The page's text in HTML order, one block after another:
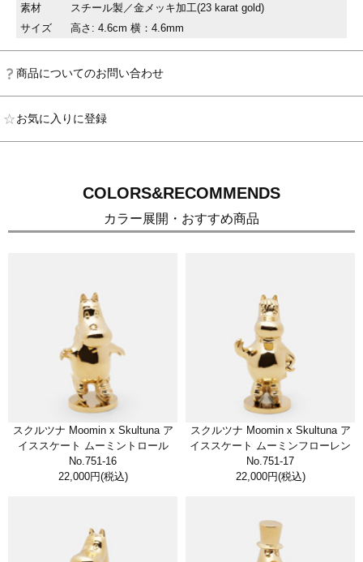
素材
スチール製／金メッキ加工(23 karat gold)
サイズ
高さ: 4.6cm 横：4.6mm
商品についてのお問い合わせ
お気に入りに登録
COLORS&RECOMMENDS
カラー展開・おすすめ商品
スクルツナ Moomin x Skultuna ア
イススケート ムーミントロール
No.751-16
22,000円(税込)
スクルツナ Moomin x Skultuna ア
イススケート ムーミンフローレン
No.751-17
22,000円(税込)